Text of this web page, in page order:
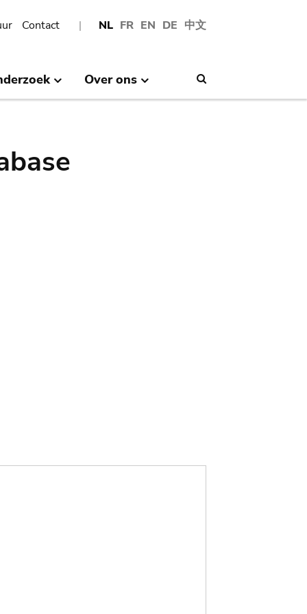
NL FR EN DE 中文
Contact
Over ons